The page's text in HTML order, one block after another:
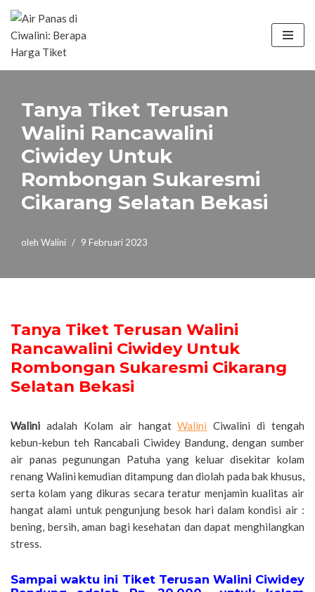
Lompat
ke
konten
Tanya Tiket Terusan
Walini Rancawalini
Ciwidey Untuk
Rombongan Sukaresmi
Cikarang Selatan Bekasi
oleh Walini 9 Februari 2023
Tanya Tiket Terusan Walini
Rancawalini Ciwidey Untuk
Rombongan Sukaresmi Cikarang
Selatan Bekasi
Walini adalah Kolam air hangatWalini Ciwalini di tengah
kebun-kebun teh Rancabali Ciwidey Bandung, dengan sumber
air panas pegunungan Patuha yang keluar disekitar kolam
renang Walini kemudian ditampung dan diolah pada bak khusus,
serta kolam yang dikuras secara teratur menjamin kualitas air
hangat alami untuk pengunjung besok hari dalam kondisi air :
bening, bersih, aman bagi kesehatan dan dapat menghilangkan
stress.
Sampai waktu ini Tiket Terusan Walini Ciwidey